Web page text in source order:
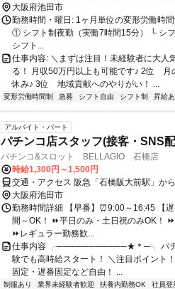
大阪府池田市
勤務時間・曜日: 1ヶ月単位の変形労働時
① シフト制夜勤（実働7時間15分） └ シ
シフト...
仕事内容: ＼まずは注目！未経験者に大
る！ 月収50万円以上も可能です♪ 2位 月
休み♪ 3位 地域貢献へのやりがい！ ...
変形労働時間制 急募 シフト自由 シフト制 昇給あ
アルバイト・パート
パチンコ店スタッフ(接客・SNS
パチンコ&スロット BELLAGIO 石橋店
時給1,300円～1,500円
交通・アクセス 阪急「石橋阪大前駅」か
大阪府池田市
勤務時間詳細 【早番】⏰9:00～16:45 【
間～OK！ ⏩平日のみ・土日祝のみOK！
⏩レギュラー勤務歓...
仕事内容 ╭───────────★＊─╮ パチ
験でも高時給スタート！ ＼注目ポイント
固定・遅番固定など自由！ ...
制服あり 業界未経験者歓迎 扶養内勤務OK 社員登